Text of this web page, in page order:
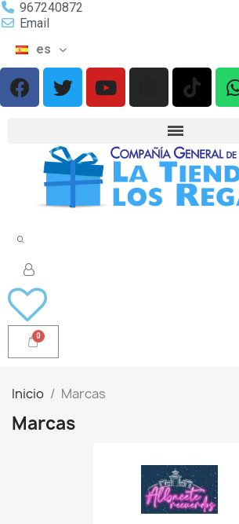
967240872
Email
es
Inicio Marcas
Marcas